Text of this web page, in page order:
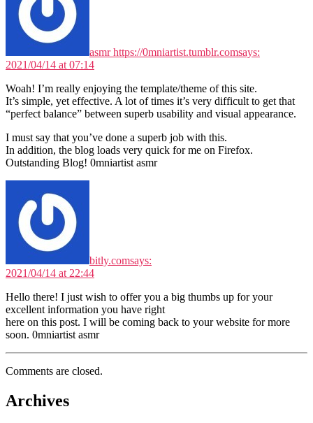
asmr https://0mniartist.tumblr.comsays:
2021/04/14 at 07:14
Woah! I’m really enjoying the template/theme of this site.
It’s simple, yet effective. A lot of times it’s very difficult to get that
“perfect balance” between superb usability and visual appearance.
I must say that you’ve done a superb job with this.
In addition, the blog loads very quick for me on Firefox.
Outstanding Blog! 0mniartist asmr
bitly.comsays:
2021/04/14 at 22:44
Hello there! I just wish to offer you a big thumbs up for your
excellent information you have right
here on this post. I will be coming back to your website for more
soon. 0mniartist asmr
Comments are closed.
Archives